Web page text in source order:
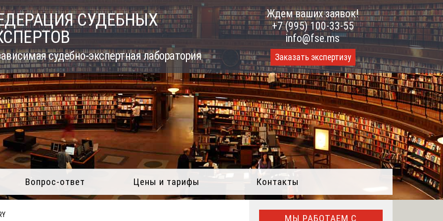
СУДЕБНЫХ
судебно-экспертная лаборатория
Ждем ваших заявок!
+7 (995) 100-33-55
info@fse.ms
Заказать экспертизу
Вопрос-ответ Цены и тарифы Контакты
МЫ РАБОТАЕМ С